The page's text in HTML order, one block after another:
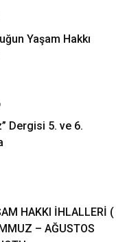
Yaşam Hakkı
Dergisi 5. ve 6.
HAKKI İHLALLERİ (
– AĞUSTOS